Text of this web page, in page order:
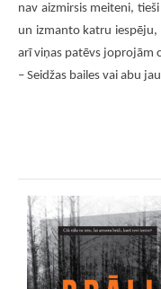
nav aizmirsis meiteni,
un izmanto katru iespēju,
arī viņas patēvs joprojām
– Seidžas bailes vai abu